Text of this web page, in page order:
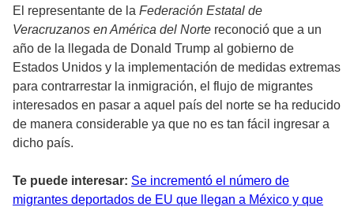
El representante de la Federación Estatal de
Veracruzanos en América del Norte reconoció que a un
año de la llegada de Donald Trump al gobierno de
Estados Unidos y la implementación de medidas extremas
para contrarrestar la inmigración, el flujo de migrantes
interesados en pasar a aquel país del norte se ha reducido
de manera considerable ya que no es tan fácil ingresar a
dicho país.
Te puede interesar: Se incrementó el número de
migrantes deportados de EU que llegan a México y que